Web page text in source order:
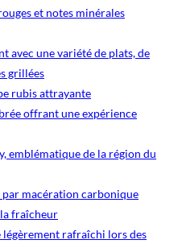
et notes minérales
avec une variété de plats, de
grillées
rubis attrayante
offrant une expérience
emblématique de la région du
macération carbonique
fraîcheur
rafraîchi lors des